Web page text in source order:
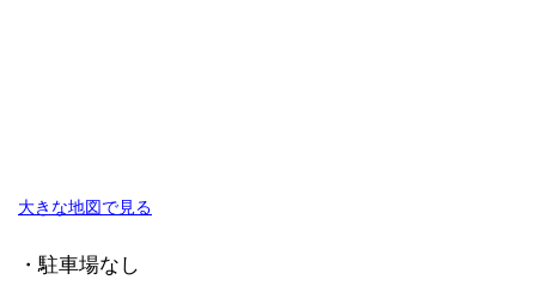
大きな地図で見る
・駐車場なし